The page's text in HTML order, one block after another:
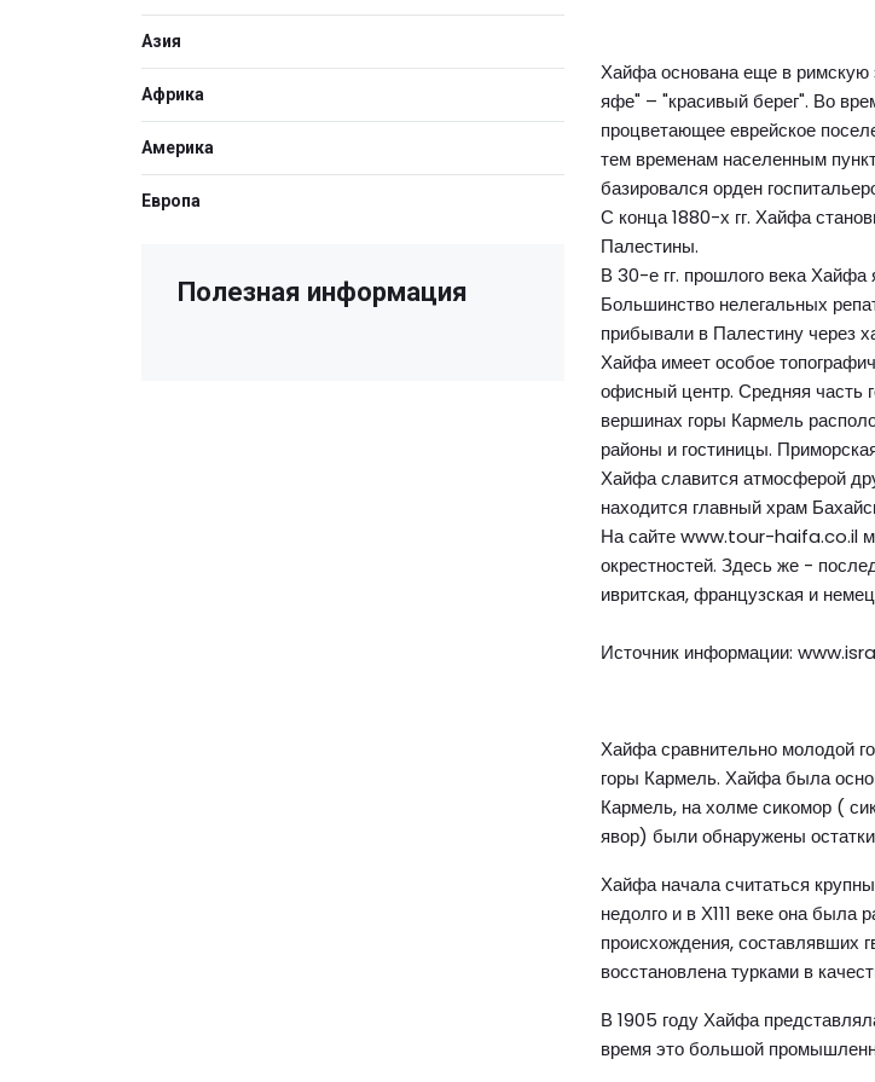
Хайфа основана еще в римскую
яфе" – "красивый берег". Во
процветающее еврейское
тем временам населенным
базировался орден
С конца 1880-х гг. Хайфа
Палестины.
В 30-е гг. прошлого века
Большинство нелегальных
прибывали в Палестину через
Хайфа имеет особое
офисный центр. Средняя
вершинах горы Кармель
районы и гостиницы.
Хайфа славится атмосферой
находится главный храм
На сайте www.tour-haifa.co.il
окрестностей. Здесь же -
ивритская, французская и
Источник информации:
Хайфа сравнительно молодой
горы Кармель. Хайфа была
Кармель, на холме сикомор (
явор) были обнаружены
Хайфа начала считаться
недолго и в Х111 веке она была
происхождения, составлявших
восстановлена турками в
В 1905 году Хайфа
время это большой
Азия
Африка
Америка
Европа
Полезная информация